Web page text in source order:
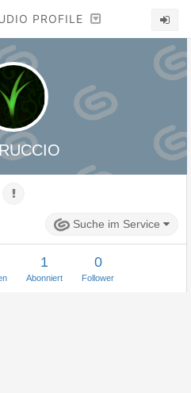
PROFILE
Suche im Service
1
Abonniert
0
Follower